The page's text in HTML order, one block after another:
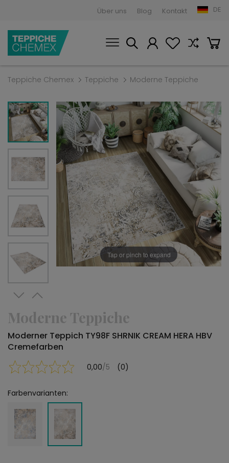
Über uns Blog Kontakt DE
Teppiche Chemex Teppiche Moderne Teppiche
Tap or pinch to expand
Moderne Teppiche
Moderner Teppich TY98F SHRNIK CREAM HERA HBV
Cremefarben
0,00/5 (0)
Farbenvarianten: